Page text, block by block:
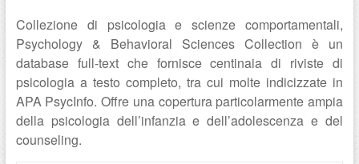
Collezione di psicologia e scienze comportamentali,
Psychology & Behavioral Sciences Collection è un
database full-text che fornisce centinaia di riviste di
psicologia a testo completo, tra cui molte indicizzate in
APA PsycInfo. Offre una copertura particolarmente ampia
della psicologia dell’infanzia e dell’adolescenza e del
counseling.